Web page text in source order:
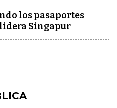
los pasaportes
Singapur